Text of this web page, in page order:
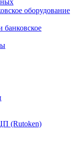
оборудование
(Rutoken)